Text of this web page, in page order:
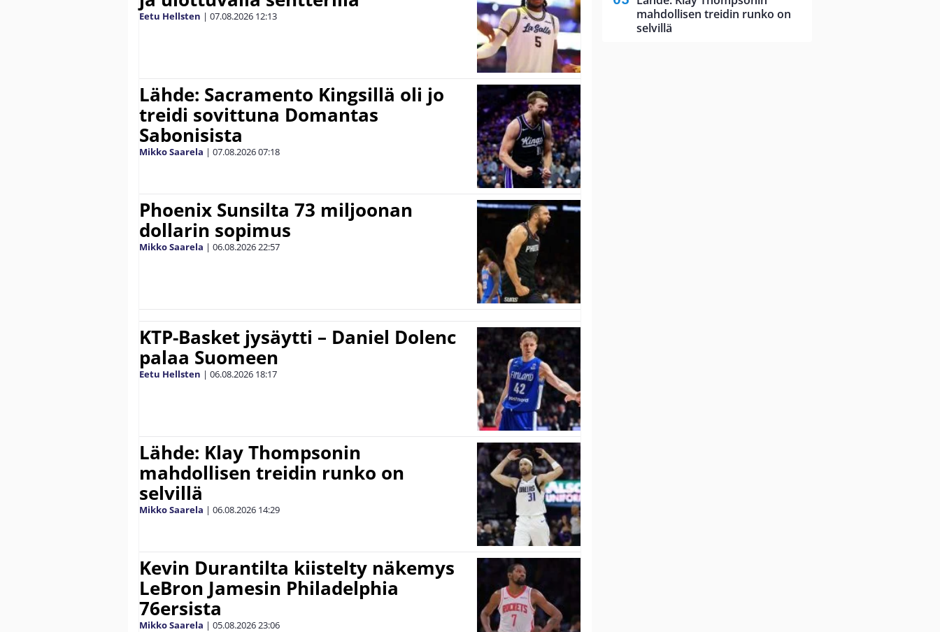
Eetu Hellsten | 07.08.2026 12:13
Lähde: Sacramento Kingsillä oli jo
treidi sovittuna Domantas
Sabonisista
Mikko Saarela | 07.08.202607:18
Phoenix Sunsilta 73 miljoonan
dollarin sopimus
Mikko Saarela | 06.08.202622:57
KTP-Basket jysäytti – Daniel Dolenc
palaa Suomeen
Eetu Hellsten | 06.08.2026 18:17
Lähde: Klay Thompsonin
mahdollisen treidin runko on
selvillä
Mikko Saarela | 06.08.2026 14:29
Kevin Durantilta kiistelty näkemys
LeBron Jamesin Philadelphia
76ersista
Mikko Saarela | 05.08.202623:06
mahdollisen treidin runko on
selvillä